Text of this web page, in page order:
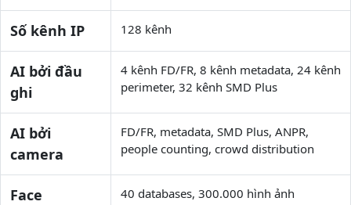
Số kênh IP 128 kênh
AI bởi đầu
ghi
4 kênh FD/FR, 8 kênh metadata, 24 kênh
perimeter, 32 kênh SMD Plus
AI bởi
camera
FD/FR, metadata, SMD Plus, ANPR,
people counting, crowd distribution
Face
40 databases, 300.000 hình ảnh